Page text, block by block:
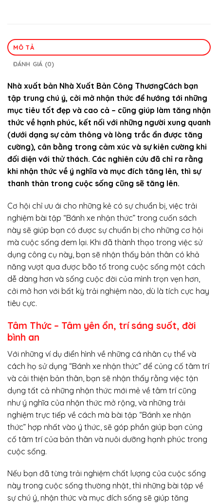
MÔ TẢ
ĐÁNH GIÁ (0)
Nhà xuất bản Nhà Xuất Bản Công ThươngCách bạn
tập trung chú ý, cởi mở nhận thức để hướng tới những
mục tiêu tốt đẹp và cao cả – cũng giúp làm tăng nhận
thức về hạnh phúc, kết nối với những người xung quanh
(dưới dạng sự cảm thông và lòng trắc ẩn được tăng
cường), cân bằng trong cảm xúc và sự kiên cường khi
đối diện với thử thách. Các nghiên cứu đã chỉ ra rằng
khi nhận thức về ý nghĩa và mục đích tăng lên, thì sự
thanh thản trong cuộc sống cũng sẽ tăng lên.
Cơ hội chỉ ưu ái cho những kẻ có sự chuẩn bị, việc trải
nghiệm bài tập “Bánh xe nhận thức” trong cuốn sách
này sẽ giúp bạn có được sự chuẩn bị cho những cơ hội
mà cuộc sống đem lại. Khi đã thành thạo trong việc sử
dụng công cụ này, bạn sẽ nhận thấy bản thân có khả
năng vượt qua được bão tố trong cuộc sống một cách
dễ dàng hơn và sống cuộc đời của mình trọn vẹn hơn,
cởi mở hơn với bất kỳ trải nghiệm nào, dù là tích cực hay
tiêu cực.
Tâm Thức – Tâm yên ổn, trí sáng suốt, đời
bình an
Với những ví dụ điển hình về những cá nhân cụ thể và
cách họ sử dụng “Bánh xe nhận thức” để củng cố tâm trí
và cải thiện bản thân, bạn sẽ nhận thấy rằng việc tận
dụng tất cả những nhận thức mới mẻ về tâm trí cũng
như ý nghĩa của nhận thức mở rộng, và những trải
nghiệm trực tiếp về cách mà bài tập “Bánh xe nhận
thức” hợp nhất vào ý thức, sẽ góp phần giúp bạn củng
cố tâm trí của bản thân và nuôi dưỡng hạnh phúc trong
cuộc sống.
Nếu bạn đã từng trải nghiệm chất lượng của cuộc sống
này trong cuộc sống thường nhật, thì những bài tập về
sự chú ý, nhận thức và mục đích sống sẽ giúp tăng